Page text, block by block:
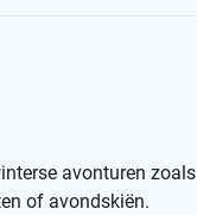
avonturen zoals
of avondskiën.